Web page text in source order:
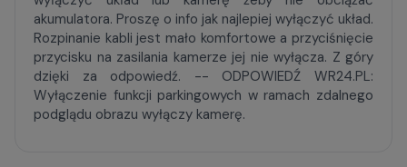
akumulatora. Proszę o info jak najlepiej wyłączyć układ.
Rozpinanie kabli jest mało komfortowe a przyciśnięcie
przycisku na zasilania kamerze jej nie wyłącza. Z góry
dzięki za odpowiedź. -- ODPOWIEDŹ WR24.PL:
Wyłączenie funkcji parkingowych w ramach zdalnego
podglądu obrazu wyłączy kamerę.